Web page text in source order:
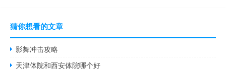
猜你想看的文章
影舞冲击攻略
天津体院和西安体院哪个好